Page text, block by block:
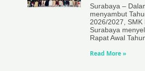
Surabaya –
menyambut
2026/2027, SMK
Surabaya
Rapat Awal
Read More »